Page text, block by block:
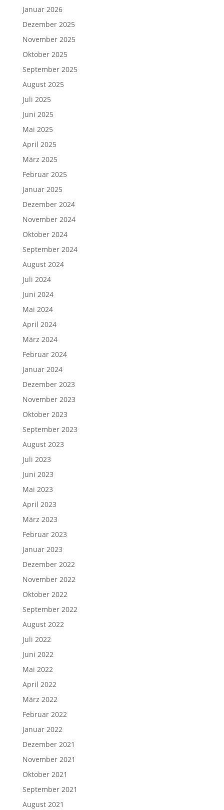
Januar 2026
Dezember 2025
November 2025
Oktober 2025
September 2025
August 2025
Juli 2025
Juni 2025
Mai 2025
April 2025
März 2025
Februar 2025
Januar 2025
Dezember 2024
November 2024
Oktober 2024
September 2024
August 2024
Juli 2024
Juni 2024
Mai 2024
April 2024
März 2024
Februar 2024
Januar 2024
Dezember 2023
November 2023
Oktober 2023
September 2023
August 2023
Juli 2023
Juni 2023
Mai 2023
April 2023
März 2023
Februar 2023
Januar 2023
Dezember 2022
November 2022
Oktober 2022
September 2022
August 2022
Juli 2022
Juni 2022
Mai 2022
April 2022
März 2022
Februar 2022
Januar 2022
Dezember 2021
November 2021
Oktober 2021
September 2021
August 2021